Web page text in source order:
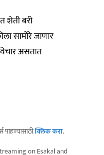
शेती बरी
सामोरे जाणार
असतात
पाहण्यासाठीक्लिक करा.
on Esakal and